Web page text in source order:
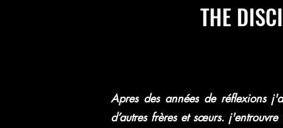
THE
Apres des années de réflexions
d’autres frères et sœurs.